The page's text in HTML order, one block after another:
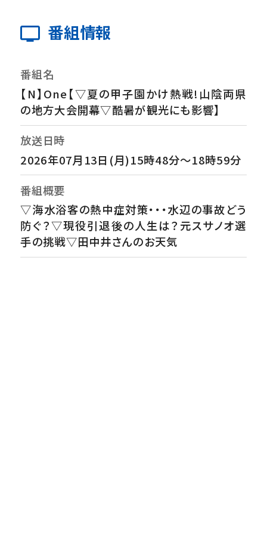
番組情報
番組名
【N】One【▽夏の甲子園かけ熱戦!山陰両県
の地方大会開幕▽酷暑が観光にも影響】
放送日時
2026年07月13日(月)15時48分～18時59分
番組概要
▽海水浴客の熱中症対策・・・水辺の事故どう
防ぐ？▽現役引退後の人生は？元スサノオ選
手の挑戦▽田中井さんのお天気